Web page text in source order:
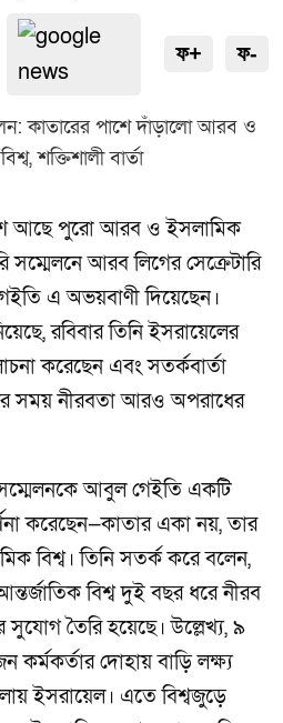
ফ+ ফ-
আছে পুরো আরব ও ইসলামিক
সম্মেলনে আরব লিগের সেক্রেটারি
এ অভয়বাণী দিয়েছেন।
রবিবার তিনি ইসরায়েলের
করেছেন এবং সতর্কবার্তা
সময় নীরবতা আরও অপরাধের
আবুল গেইতি একটি
করেছেন—কাতার একা নয়, তার
বিশ্ব। তিনি সতর্ক করে বলেন,
বিশ্ব দুই বছর ধরে নীরব
সুযোগ তৈরি হয়েছে। উল্লেখ্য, ৯
কর্মকর্তার দোহায় বাড়ি লক্ষ্য
ইসরায়েল। এতে বিশ্বজুড়ে